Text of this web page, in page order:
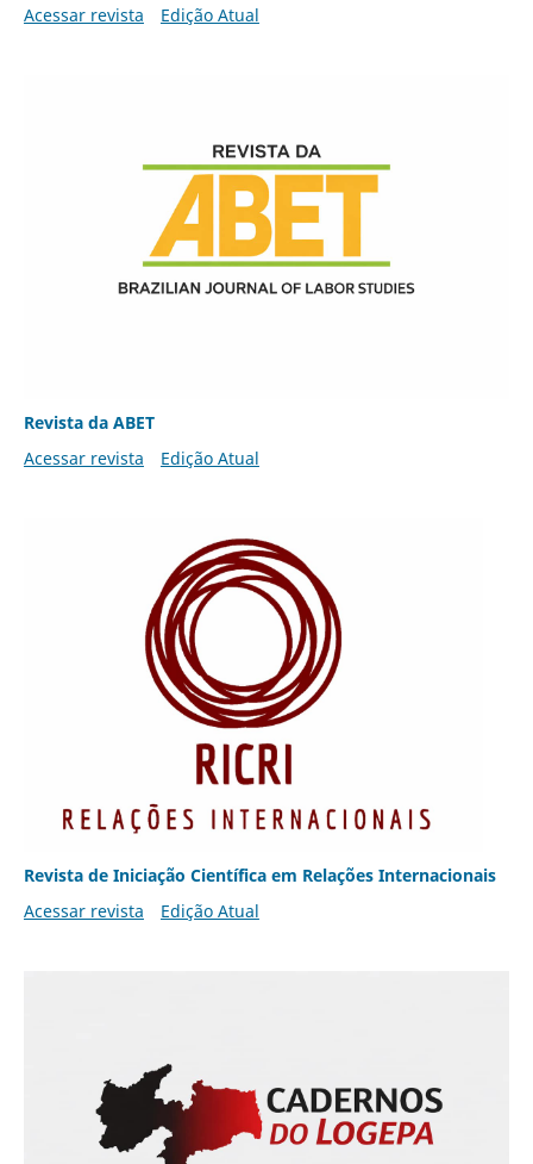
Acessar revista Edição Atual
Revista da ABET
Acessar revista
Edição Atual
Revista de Iniciação Científica em Relações Internacionais
Acessar revista
Edição Atual